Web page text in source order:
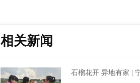
相关新闻
石榴花开 异地有家 |